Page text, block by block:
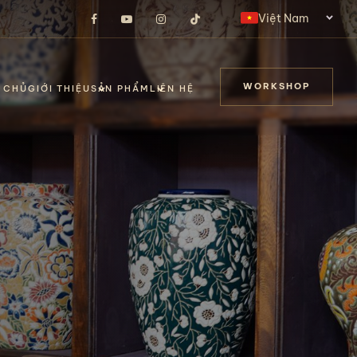
Việt Nam
CHỦGIỚI THIỆUSẢN PHẨM LIÊN HỆ WORKSHOP